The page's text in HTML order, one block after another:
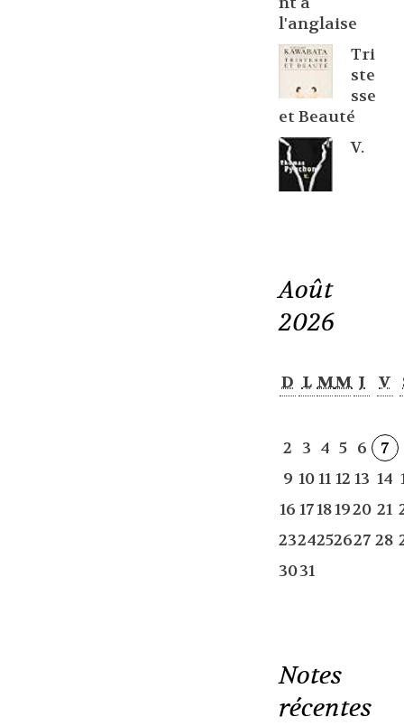
l'anglaise
Tri
ste
sse
et Beauté
V.
Août
2026
D L MM J V
2 3 4 5 6 7
9 1011 12 13 14
16 17181920 21
2324252627 28
3031
Notes
récentes